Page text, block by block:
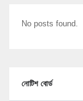
No posts found.
নোটিশ বোর্ড